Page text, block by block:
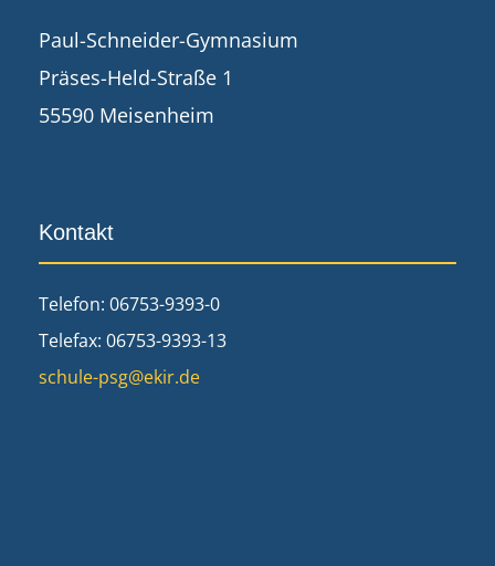
Paul-Schneider-Gymnasium
Präses-Held-Straße 1
55590 Meisenheim
Kontakt
Telefon: 06753-9393-0
Telefax: 06753-9393-13
schule-psg@ekir.de